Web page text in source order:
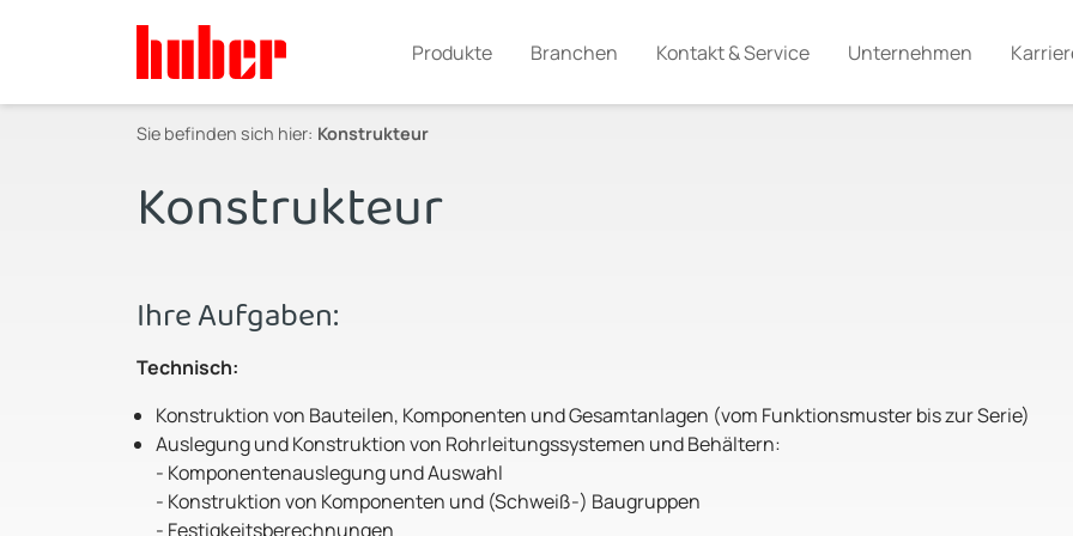
Produkte Branchen Kontakt & Service Unternehmen
Sie befinden sich hier: Konstrukteur
Konstrukteur
Ihre Aufgaben:
Technisch:
Konstruktion von Bauteilen, Komponenten und Gesamtanlagen (vom Funktionsmuster bis zur Serie)
Auslegung und Konstruktion von Rohrleitungssystemen und Behältern:
- Komponentenauslegung und Auswahl
- Konstruktion von Komponenten und (Schweiß-) Baugruppen
- Festigkeitsberechnungen